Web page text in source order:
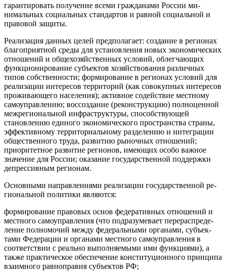
гарантировать получение всеми гражданами России ми­
нимальных социальных стандартов и равной социальной и
правовой защиты.
Реализация данных целей предполагает: создание в регионах
благоприятной среды для установления новых экономических
отношений и общехозяйственных условий, облегчающих
функ­ционирование субъектов хозяйствования различных
типов соб­ственности; формирование в регионах условий для
реализации интересов территорий (как совокупных интересов
проживающе­го населения); активное содействие местному
самоуправлению; воссоздание (реконструкцию) полноценной
межрегиональной инфраструктуры, способствующей
становлению единого эконо­мического пространства страны,
эффективному территориальному разделению и интеграции
общественного труда, развитию рыноч­ных отношений;
приоритетное развитие регионов, имеющих особо важное
значение для России; оказание государственной поддер­жки
депрессивным регионам.
Основными направлениями реализации государственной ре­
гиональной политики являются:
формирование правовых основ федеративных отношений и
местного самоуправления (что подразумевает перераспреде­
ление полномочий между федеральными органами, субъек­
тами Федерации и органами местного самоуправления в
соответствии с реально выполняемыми ими функциями), а
также практическое обеспечение конституционного прин­ципа
взаимного равноправия субъектов РФ;